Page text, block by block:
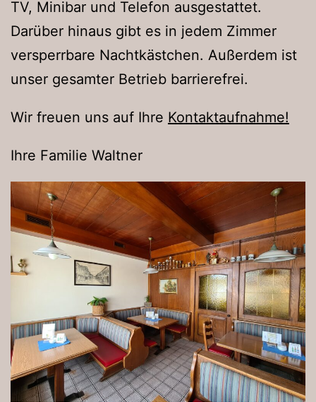
TV, Minibar und Telefon ausgestattet.
Darüber hinaus gibt es in jedem Zimmer
versperrbare Nachtkästchen. Außerdem ist
unser gesamter Betrieb barrierefrei.
Wir freuen uns auf Ihre Kontaktaufnahme!
Ihre Familie Waltner